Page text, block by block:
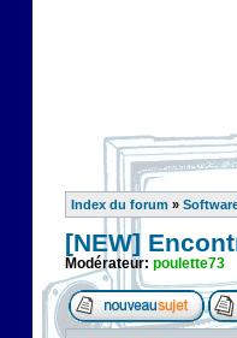
Index du forum »
[NEW]
Modérateur: poulette73